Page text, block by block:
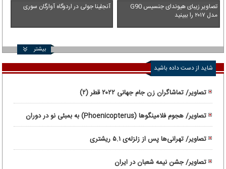
تصاویر زیبای هیوندای جنسیس G90
مدل ۲۰۱۷ را ببینید
آنجلینا جولی در اردوگاه آوارگان سوری
بیشتر
شاید از دست داده باشید
تصاویر/ تماشاگران زن جام جهانی ۲۰۲۲ قطر (۲)
تصاویر/ هجوم فلامینگوها (Phoenicopterus) به بمبئی نو در دوران
قرنطینه
تصاویر/ تهرانی‌ها پس از زلزله‌ی ۵.۱ ریشتری
تصاویر/ جشن نیمه شعبان در ایران